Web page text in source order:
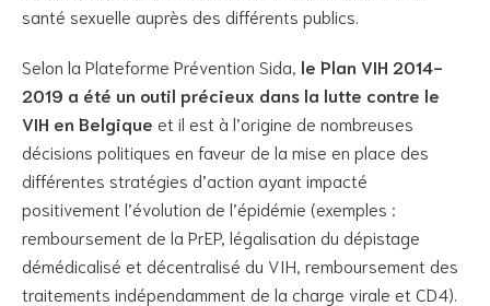
santé sexuelle auprès des différents publics.
Selon la Plateforme Prévention Sida, le Plan VIH 2014-
2019 a été un outil précieux dans la lutte contre le
VIH en Belgique et il est à l’origine de nombreuses
décisions politiques en faveur de la mise en place des
différentes stratégies d’action ayant impacté
positivement l’évolution de l’épidémie (exemples :
remboursement de la PrEP, légalisation du dépistage
démédicalisé et décentralisé du VIH, remboursement des
traitements indépendamment de la charge virale et CD4).